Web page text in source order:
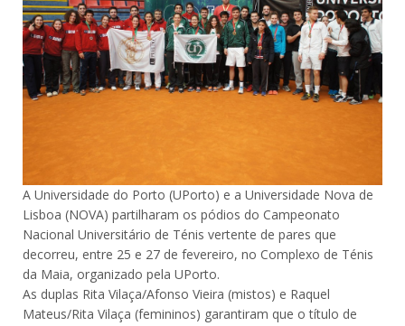
A Universidade do Porto (UPorto) e a Universidade Nova de
Lisboa (NOVA) partilharam os pódios do Campeonato
Nacional Universitário de Ténis vertente de pares que
decorreu, entre 25 e 27 de fevereiro, no Complexo de Ténis
da Maia, organizado pela UPorto.
As duplas Rita Vilaça/Afonso Vieira (mistos) e Raquel
Mateus/Rita Vilaça (femininos) garantiram que o título de